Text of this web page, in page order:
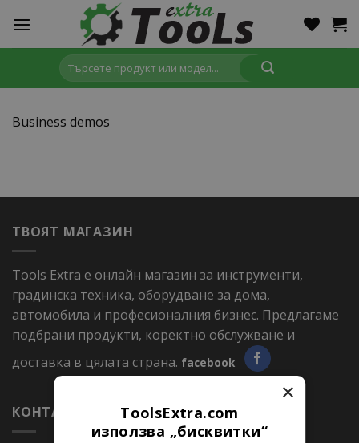
content
Търсене
за:
Business demos
ТВОЯТ МАГАЗИН
Tools Extra е онлайн магазин за инструменти,
градинска техника, оборудване за дома,
автомобила и професионалния бизнес. Предлагаме
подбрани продукти, коректно обслужване и
доставка в цялата страна. facebook
КОНТАКТИ
×
ToolsExtra.com
използва „бисквитки“